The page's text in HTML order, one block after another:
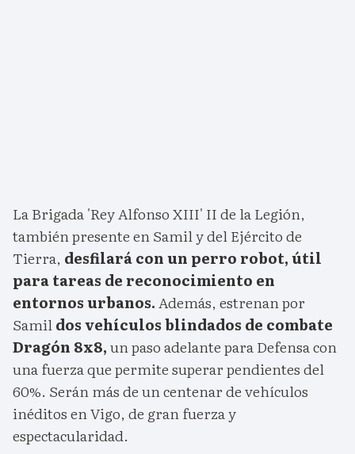
La Brigada 'Rey Alfonso XIII' II de la Legión,
también presente en Samil y del Ejército de
Tierra, desfilará con un perro robot, útil
para tareas de reconocimiento en
entornos urbanos.Además, estrenan por
Samildos vehículos blindados de combate
Dragón 8x8,un paso adelante para Defensa con
una fuerza que permite superar pendientes del
60%. Serán más de un centenar de vehículos
inéditos en Vigo, de gran fuerza y
espectacularidad.